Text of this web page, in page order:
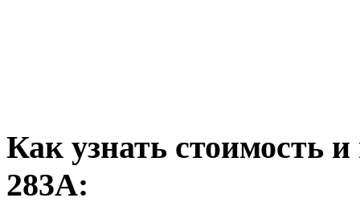
Как узнать стоимость
283А: